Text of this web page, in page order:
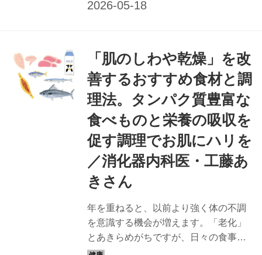
月号掲載）
「肌のしわや乾燥」を改
善するおすすめ食材と調
理法。タンパク質豊富な
食べものと栄養の吸収を
促す調理でお肌にハリを
／消化器内科医・工藤あ
きさん
年を重ねると、以前より強く体の不調
を意識する機会が増えます。「老化」
とあきらめがちですが、日々の食事で
改善できるかもしれません。消化器内